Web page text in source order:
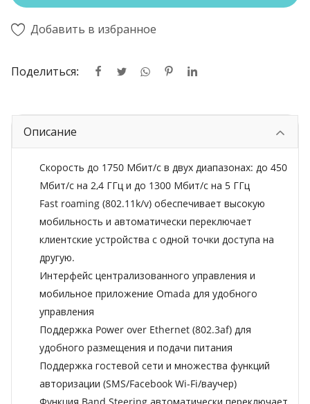
Добавить в избранное
Поделиться:
Описание
Скорость до 1750 Мбит/с в двух диапазонах: до 450
Мбит/с на 2,4 ГГц и до 1300 Мбит/с на 5 ГГц
Fast roaming (802.11k/v) обеспечивает высокую
мобильность и автоматически переключает
клиентские устройства с одной точки доступа на
другую.
Интерфейс централизованного управления и
мобильное приложение Omada для удобного
управления
Поддержка Power over Ethernet (802.3af) для
удобного размещения и подачи питания
Поддержка гостевой сети и множества функций
авторизации (SMS/Facebook Wi-Fi/ваучер)